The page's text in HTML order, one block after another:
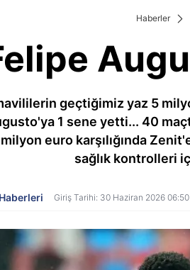
Haberler
geçtiğimiz yaz 5
1 sene yetti... 40
euro karşılığında
sağlık kontrolleri
Giriş Tarihi: 30 Haziran 2026 06:50